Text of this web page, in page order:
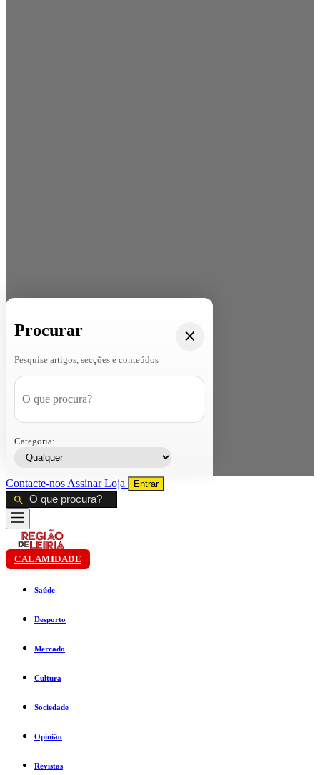
Procurar
Pesquise artigos, secções e conteúdos
Categoria:
Contacte-nos AssinarLoja Entrar
CALAMIDADE
Saúde
Desporto
Mercado
Cultura
Sociedade
Opinião
Revistas